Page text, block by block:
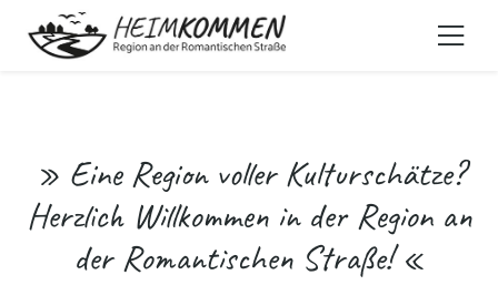
» Eine Region voller Kulturschätze?
Herzlich Willkommen in der Region an
der Romantischen Straße! «